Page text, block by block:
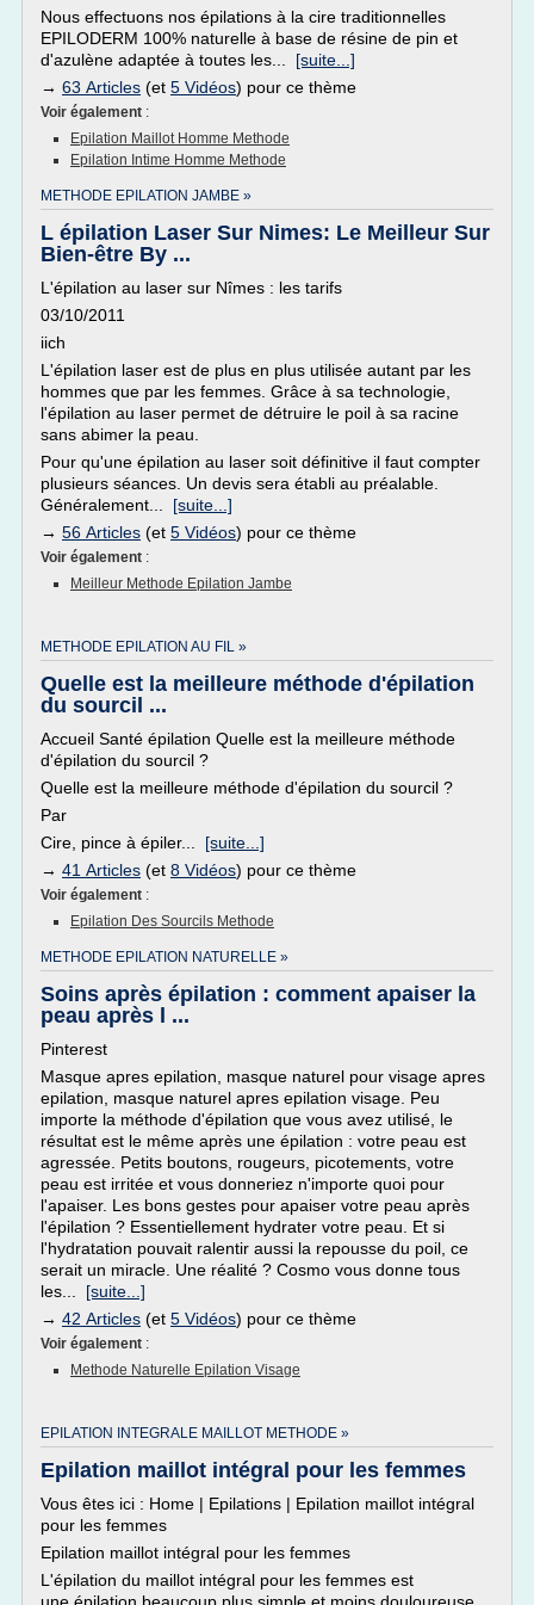
Nous effectuons nos épilations à la cire traditionnelles
EPILODERM 100% naturelle à base de résine de pin et
d'azulène adaptée à toutes les... [suite...]
→ 63 Articles (et 5 Vidéos) pour ce thème
Voir également :
Epilation Maillot Homme Methode
Epilation Intime Homme Methode
METHODE EPILATION JAMBE »
L épilation Laser Sur Nimes: Le Meilleur Sur
Bien-être By ...
L'épilation au laser sur Nîmes : les tarifs
03/10/2011
iich
L'épilation laser est de plus en plus utilisée autant par les
hommes que par les femmes. Grâce à sa technologie,
l'épilation au laser permet de détruire le poil à sa racine
sans abimer la peau.
Pour qu'une épilation au laser soit définitive il faut compter
plusieurs séances. Un devis sera établi au préalable.
Généralement... [suite...]
→ 56 Articles (et 5 Vidéos) pour ce thème
Voir également :
Meilleur Methode Epilation Jambe
METHODE EPILATION AU FIL »
Quelle est la meilleure méthode d'épilation
du sourcil ...
Accueil Santé épilation Quelle est la meilleure méthode
d'épilation du sourcil ?
Quelle est la meilleure méthode d'épilation du sourcil ?
Par
Cire, pince à épiler... [suite...]
→ 41 Articles (et 8 Vidéos) pour ce thème
Voir également :
Epilation Des Sourcils Methode
METHODE EPILATION NATURELLE »
Soins après épilation : comment apaiser la
peau après l ...
Pinterest
Masque apres epilation, masque naturel pour visage apres
epilation, masque naturel apres epilation visage. Peu
importe la méthode d'épilation que vous avez utilisé, le
résultat est le même après une épilation : votre peau est
agressée. Petits boutons, rougeurs, picotements, votre
peau est irritée et vous donneriez n'importe quoi pour
l'apaiser. Les bons gestes pour apaiser votre peau après
l'épilation ? Essentiellement hydrater votre peau. Et si
l'hydratation pouvait ralentir aussi la repousse du poil, ce
serait un miracle. Une réalité ? Cosmo vous donne tous
les... [suite...]
→ 42 Articles (et 5 Vidéos) pour ce thème
Voir également :
Methode Naturelle Epilation Visage
EPILATION INTEGRALE MAILLOT METHODE »
Epilation maillot intégral pour les femmes
Vous êtes ici : Home | Epilations | Epilation maillot intégral
pour les femmes
Epilation maillot intégral pour les femmes
L'épilation du maillot intégral pour les femmes est